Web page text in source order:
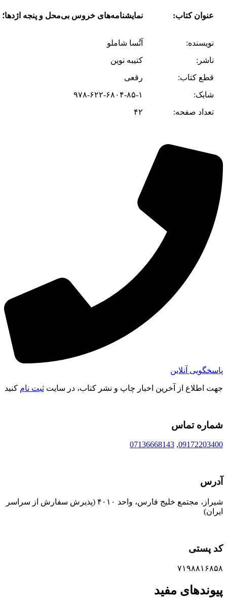
عنوان کتاب: نمایشنامه‌های خروس بی‌محل و پنجه
نویسنده:
آتُسا شاملو
ناشر:
کتیبه نوین
قطع کتاب:
رقعی
شابک:
۹۷۸-۶۲۲-۶۸۰۴-۸۵-۱
تعداد صفحه:
۴۲
پاسخگویی آنلاین
جهت اطلاع از آخرین اخبار چاپ و نشر کتاب، در سایتثبت نام کنید
شماره تماس
09172203400
,
07136668143
آدرس
شیراز، مجتمع خلیج فارس، واحد ۴۰۱۰ (پذیرش سفارش از سراسر
ایران)
کد پستی
۷۱۹۸۸۱۶۸۵۸
پیوندهای مفید